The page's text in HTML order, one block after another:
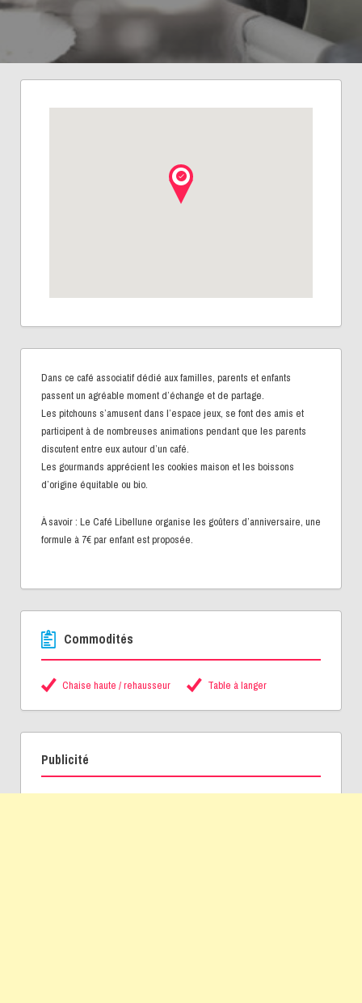
Dans ce café associatif dédié aux familles, parents et enfants
passent un agréable moment d’échange et de partage.
Les pitchouns s’amusent dans l’espace jeux, se font des amis et
participent à de nombreuses animations pendant que les parents
discutent entre eux autour d’un café.
Les gourmands apprécient les cookies maison et les boissons
d’origine équitable ou bio.
À savoir : Le Café Libellune organise les goûters d’anniversaire, une
formule à 7€ par enfant est proposée.
Commodités
Chaise haute / rehausseur Table à langer
Publicité